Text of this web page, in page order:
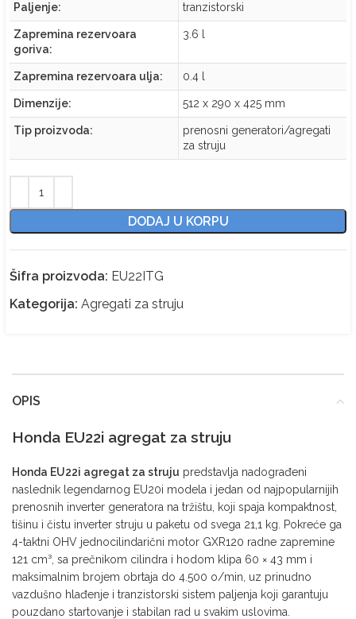
Paljenje: tranzistorski
Zapremina rezervoara
goriva:
3.6 l
Zapremina rezervoara ulja: 0.4 l
Dimenzije: 512 x 290 x 425 mm
Tip proizvoda:
prenosni generatori/agregati
za struju
DODAJ U KORPU
Šifra proizvoda: EU22ITG
Kategorija: Agregati za struju
OPIS
Honda EU22i agregat za struju
Honda EU22i agregat za struju predstavlja nadograđeni
naslednik legendarnog EU20i modela i jedan od najpopularnijih
prenosnih inverter generatora na tržištu, koji spaja kompaktnost,
tišinu i čistu inverter struju u paketu od svega 21,1 kg. Pokreće ga
4-taktni OHV jednocilindarični motor GXR120 radne zapremine
121 cm³, sa prečnikom cilindra i hodom klipa 60 × 43 mm i
maksimalnim brojem obrtaja do 4.500 o/min, uz prinudno
vazdušno hlađenje i tranzistorski sistem paljenja koji garantuju
pouzdano startovanje i stabilan rad u svakim uslovima.